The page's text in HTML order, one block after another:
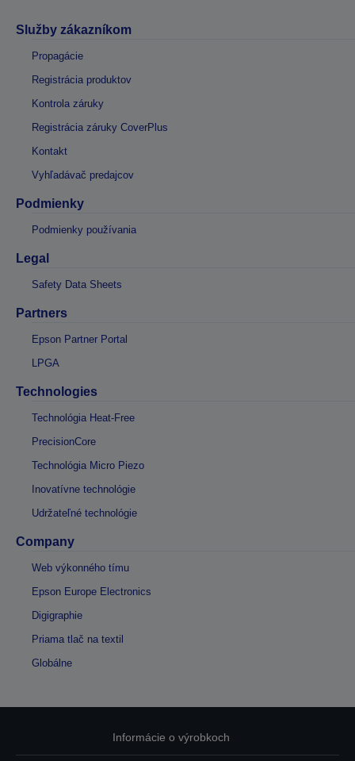
Služby zákazníkom
Propagácie
Registrácia produktov
Kontrola záruky
Registrácia záruky CoverPlus
Kontakt
Vyhľadávač predajcov
Podmienky
Podmienky používania
Legal
Safety Data Sheets
Partners
Epson Partner Portal
LPGA
Technologies
Technológia Heat-Free
PrecisionCore
Technológia Micro Piezo
Inovatívne technológie
Udržateľné technológie
Company
Web výkonného tímu
Epson Europe Electronics
Digigraphie
Priama tlač na textil
Globálne
Informácie o výrobkoch